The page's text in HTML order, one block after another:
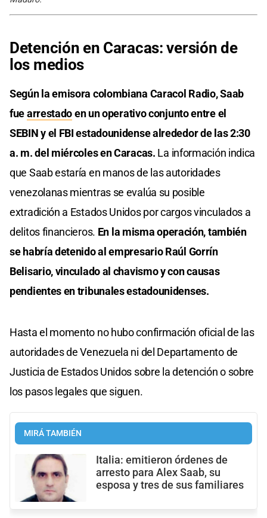
Detención en Caracas: versión de
los medios
Según la emisora colombiana Caracol Radio, Saab
fuearrestadoen un operativo conjunto entre el
SEBIN y el FBI estadounidense alrededor de las 2:30
a. m. del miércoles en Caracas. La información indica
que Saab estaría en manos de las autoridades
venezolanas mientras se evalúa su posible
extradición a Estados Unidos por cargos vinculados a
delitos financieros. En la misma operación, también
se habría detenido al empresario Raúl Gorrín
Belisario, vinculado al chavismo y con causas
pendientes en tribunales estadounidenses.
Hasta el momento no hubo confirmación oficial de las
autoridades de Venezuela ni del Departamento de
Justicia de Estados Unidos sobre la detención o sobre
los pasos legales que siguen.
MIRÁ TAMBIÉN
Italia: emitieron órdenes de
arresto para Alex Saab, su
esposa y tres de sus familiares